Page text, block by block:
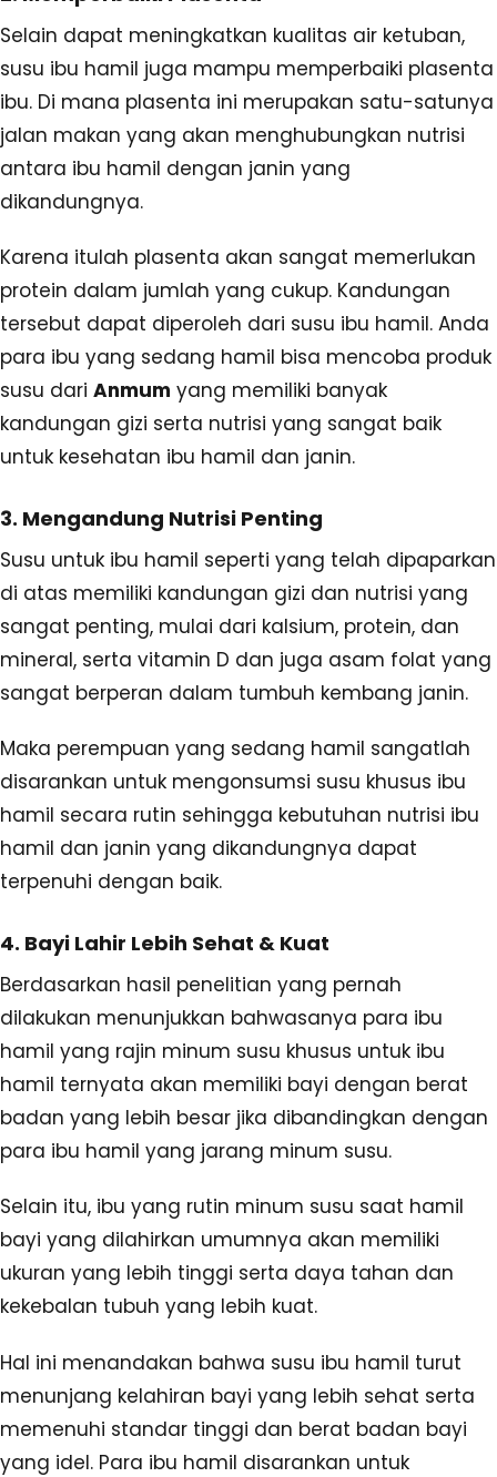
Selain dapat meningkatkan kualitas air ketuban,
susu ibu hamil juga mampu memperbaiki plasenta
ibu. Di mana plasenta ini merupakan satu-satunya
jalan makan yang akan menghubungkan nutrisi
antara ibu hamil dengan janin yang
dikandungnya.
Karena itulah plasenta akan sangat memerlukan
protein dalam jumlah yang cukup. Kandungan
tersebut dapat diperoleh dari susu ibu hamil. Anda
para ibu yang sedang hamil bisa mencoba produk
susu dari Anmum yang memiliki banyak
kandungan gizi serta nutrisi yang sangat baik
untuk kesehatan ibu hamil dan janin.
3. Mengandung Nutrisi Penting
Susu untuk ibu hamil seperti yang telah dipaparkan
di atas memiliki kandungan gizi dan nutrisi yang
sangat penting, mulai dari kalsium, protein, dan
mineral, serta vitamin D dan juga asam folat yang
sangat berperan dalam tumbuh kembang janin.
Maka perempuan yang sedang hamil sangatlah
disarankan untuk mengonsumsi susu khusus ibu
hamil secara rutin sehingga kebutuhan nutrisi ibu
hamil dan janin yang dikandungnya dapat
terpenuhi dengan baik.
4. Bayi Lahir Lebih Sehat & Kuat
Berdasarkan hasil penelitian yang pernah
dilakukan menunjukkan bahwasanya para ibu
hamil yang rajin minum susu khusus untuk ibu
hamil ternyata akan memiliki bayi dengan berat
badan yang lebih besar jika dibandingkan dengan
para ibu hamil yang jarang minum susu.
Selain itu, ibu yang rutin minum susu saat hamil
bayi yang dilahirkan umumnya akan memiliki
ukuran yang lebih tinggi serta daya tahan dan
kekebalan tubuh yang lebih kuat.
Hal ini menandakan bahwa susu ibu hamil turut
menunjang kelahiran bayi yang lebih sehat serta
memenuhi standar tinggi dan berat badan bayi
yang idel. Para ibu hamil disarankan untuk